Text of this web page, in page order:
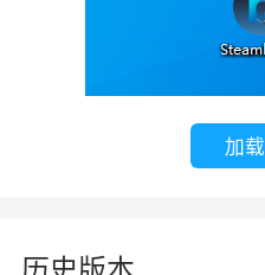
好友穿过城市，沼泽，
加